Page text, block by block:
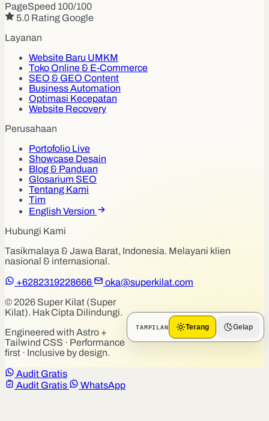
PageSpeed 100/100
5.0 Rating Google
Layanan
Website Baru UMKM
Toko Online & E-Commerce
SEO & GEO Content
Business Automation
Optimasi Kecepatan
Website Recovery
Perusahaan
Portofolio Live
Showcase Desain
Blog & Panduan
Glosarium SEO
Tentang Kami
Tim
English Version
Hubungi Kami
Tasikmalaya & Jawa Barat, Indonesia. Melayani klien
nasional & internasional.
+6282319228666
oka@superkilat.com
© 2026 Super Kilat (Super
Kilat). Hak Cipta Dilindungi.
Engineered with Astro +
Tailwind CSS · Performance
first · Inclusive by design.
TAMPILAN Terang Gelap
Audit Gratis
Audit Gratis
WhatsApp